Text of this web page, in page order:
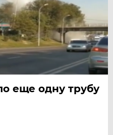
еще одну трубу